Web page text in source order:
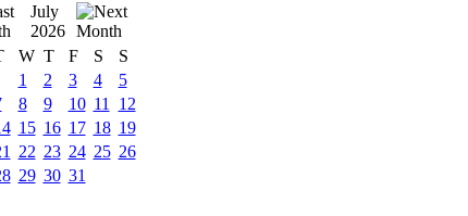
July
2026
W T F S
S
1
2 3 4
5
8 9 10 11
12
15 16 17 18 19
22 23 24 25 26
29 30 31